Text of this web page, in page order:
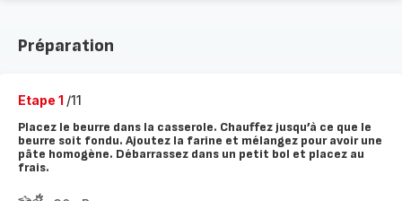
Préparation
Etape 1 /11
Placez le beurre dans la casserole. Chauffez jusqu’à ce que le
beurre soit fondu. Ajoutez la farine et mélangez pour avoir une
pâte homogène. Débarrassez dans un petit bol et placez au
frais.